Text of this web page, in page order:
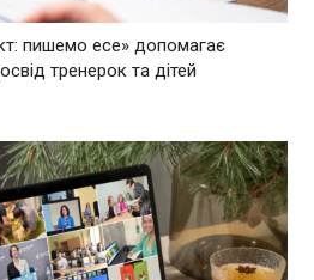
пишемо есе» допомагає
тренерок та дітей